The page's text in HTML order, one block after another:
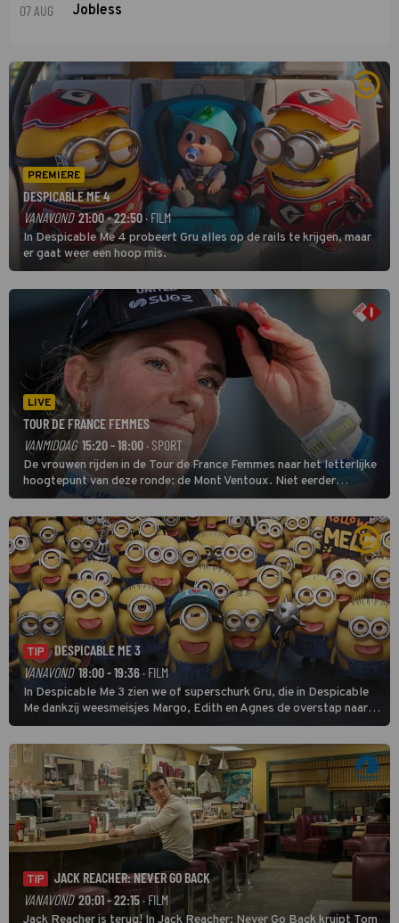
07 AUG Jobless
PREMIERE
DESPICABLE ME 4
VANAVOND 21:00 - 22:50 · FILM
In Despicable Me 4 probeert Gru alles op de rails te krijgen, maar
er gaat weer een hoop mis.
LIVE
TOUR DE FRANCE FEMMES
VANMIDDAG 15:20 - 18:00 · SPORT
De vrouwen rijden in de Tour de France Femmes naar het letterlijke
hoogtepunt van deze ronde: de Mont Ventoux. Niet eerder
finishten de vrouwen voor deze koers op deze kale col uit de
buitencategorie. De aanloop naar de slotklim is vlak.
TIP
DESPICABLE ME 3
VANAVOND 18:00 - 19:36· FILM
In Despicable Me 3 zien we of superschurk Gru, die in Despicable
Me dankzij weesmeisjes Margo, Edith en Agnes de overstap naar
het rechte pad maakte, ook op dat pad weet te blijven.
TIP
JACK REACHER: NEVER GO BACK
VANAVOND 20:01 - 22:15· FILM
Jack Reacher is terug! In Jack Reacher: Never Go Back kruipt Tom